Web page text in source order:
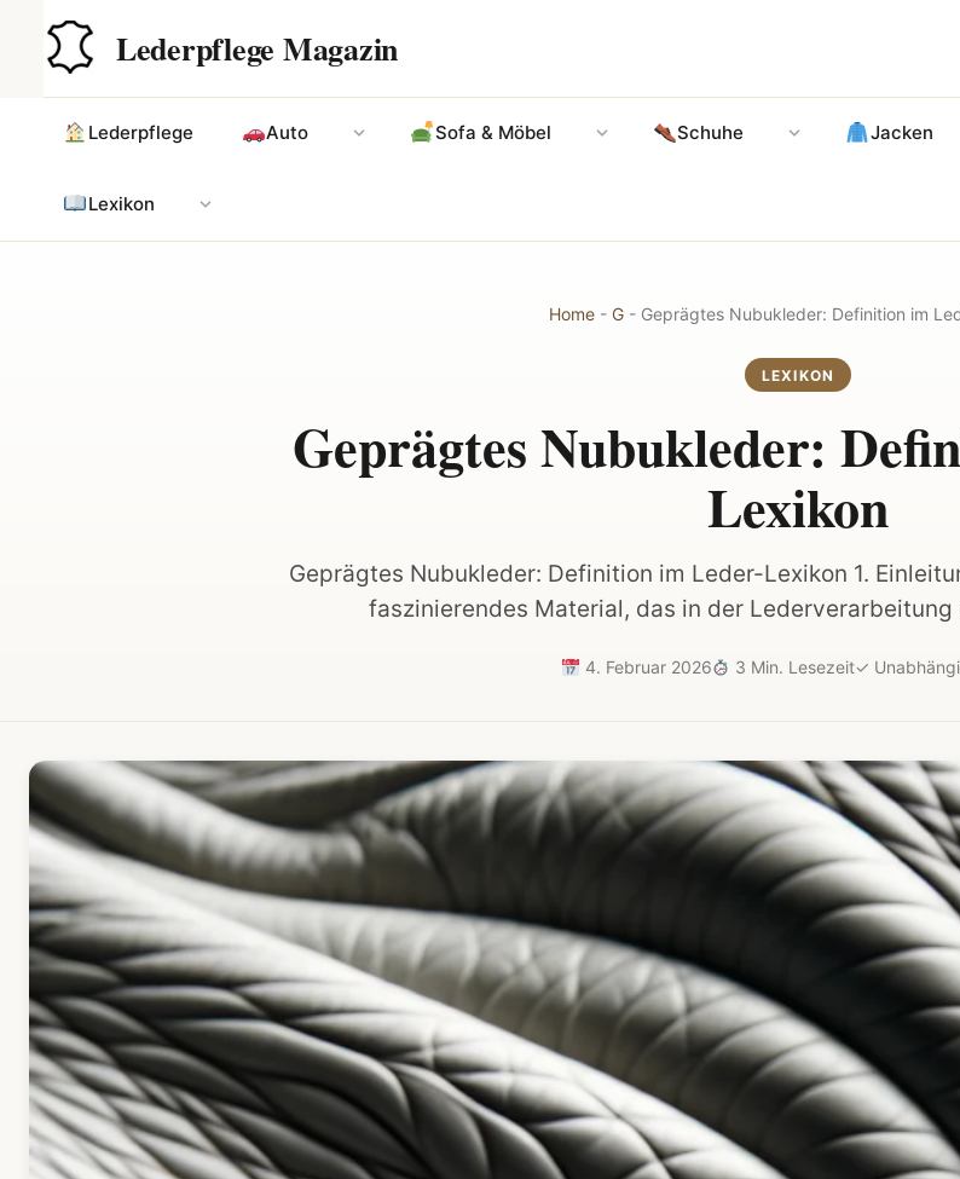
springen
Lederpflege Magazin
Lederpflege Auto Sofa & Möbel Schuhe Jacken
Lexikon
Hauptinhalt
Home - G - Geprägtes Nubukleder: Definition im
LEXIKON
Geprägtes Nubukleder:
Lexikon
Geprägtes Nubukleder: Definition im Leder-Lexikon 1.
faszinierendes Material, das in der
4. Februar 2026 3 Min. Lesezeit✓